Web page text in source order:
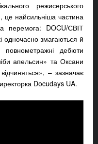
режисерського
це найсильніша частина
перемога: DOCU/СВІТ
одночасно змагаються й
дебюти
апельсин» та Оксани
– зазначає
Docudays UA.